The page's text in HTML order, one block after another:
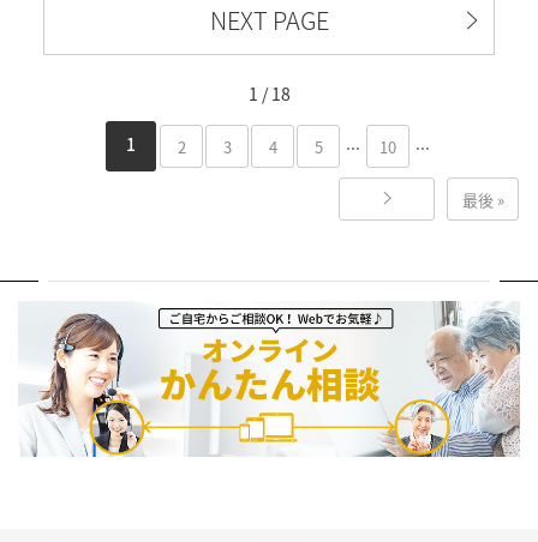
NEXT PAGE
1 / 18
1 2 3 4 5 ... 10 ...
最後 »